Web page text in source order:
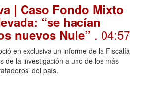
| Caso Fondo Mixto
“se hacían
nuevos Nule” . 04:57
en exclusiva un informe de la Fiscalía
de la investigación a uno de los más
del país.